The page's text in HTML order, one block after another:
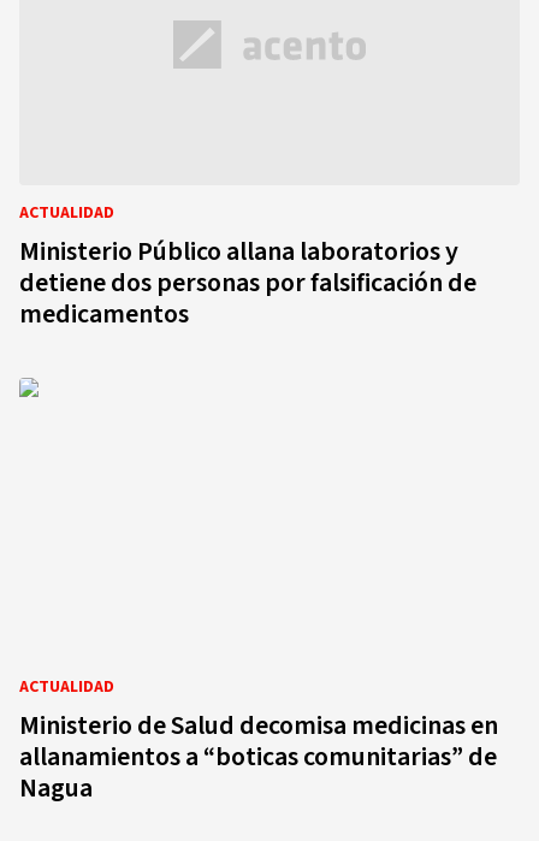
ACTUALIDAD
Ministerio Público allana laboratorios y
detiene dos personas por falsificación de
medicamentos
ACTUALIDAD
Ministerio de Salud decomisa medicinas en
allanamientos a “boticas comunitarias” de
Nagua